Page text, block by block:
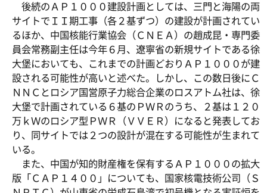
後続のＡＰ１０００建設計画としては、三門と海陽の両
サイトでＩＩ期工事（各２基ずつ）の建設が計画されてい
るほか、中国核能行業協会（ＣＮＥＡ）の趙成昆・専門委
員会常務副主任は今年６月、遼寧省の新規サイトである徐
大堡においても、これまでの計画どおりＡＰ１０００が建
設される可能性が高いと述べた。しかし、この数日後にＣ
ＮＮＣとロシア国営原子力総合企業のロスアトム社は、徐
大堡で計画されている６基のＰＷＲのうち、２基は１２０
万ｋＷのロシア型ＰＷＲ（ＶＶＥＲ）になると発表してお
り、同サイトでは２つの設計が混在する可能性が生まれて
いる。
また、中国が知的財産権を保有するＡＰ１０００の拡大
版「ＣＡＰ１４００」についても、国家核電技術公司（Ｓ